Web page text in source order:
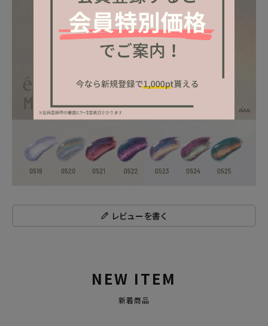
レビューを書く
NEW ITEM
新着商品